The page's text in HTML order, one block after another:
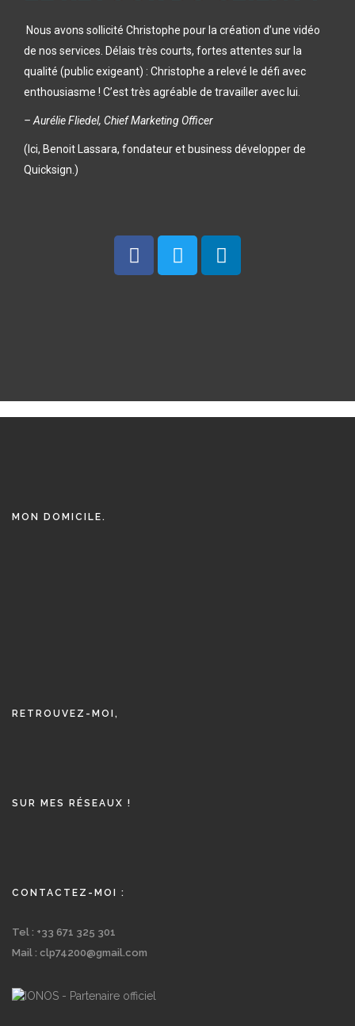
Nous avons sollicité Christophe pour la création d’une vidéo
de nos services. Délais très courts, fortes attentes sur la
qualité (public exigeant) : Christophe a relevé le défi avec
enthousiasme ! C’est très agréable de travailler avec lui.
– Aurélie Fliedel, Chief Marketing Officer
(Ici, Benoit Lassara, fondateur et business développer de
Quicksign.)
MON DOMICILE.
RETROUVEZ-MOI,
SUR MES RÉSEAUX !
CONTACTEZ-MOI :
Tel : +33 671 325 301
Mail : clp74200@gmail.com